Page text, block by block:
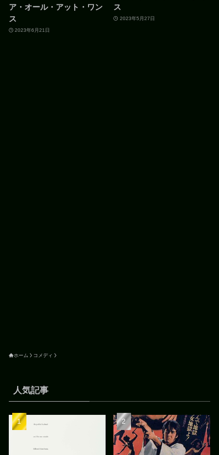
ア・オール・アット・ワン
ス
2023年6月21日
ス
2023年5月27日
ホーム コメディ
人気記事